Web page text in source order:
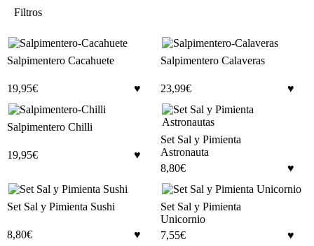
Filtros
Salpimentero Cacahuete
19,95€
Salpimentero Calaveras
23,99€
Salpimentero Chilli
19,95€
Set Sal y Pimienta
Astronauta
8,80€
Set Sal y Pimienta Sushi
8,80€
Set Sal y Pimienta
Unicornio
7,55€